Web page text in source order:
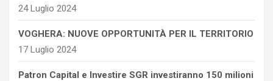
24 Luglio 2024
VOGHERA: NUOVE OPPORTUNITÀ PER IL TERRITORIO
17 Luglio 2024
Patron Capital e Investire SGR investiranno 150 milioni